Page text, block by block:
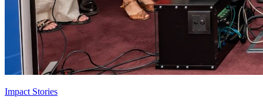
Impact Stories